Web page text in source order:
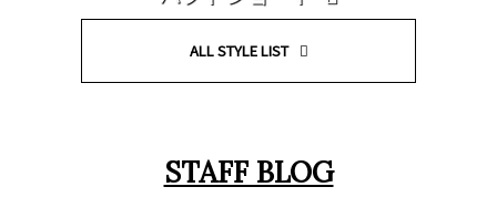
ALL STYLE LIST
STAFF BLOG